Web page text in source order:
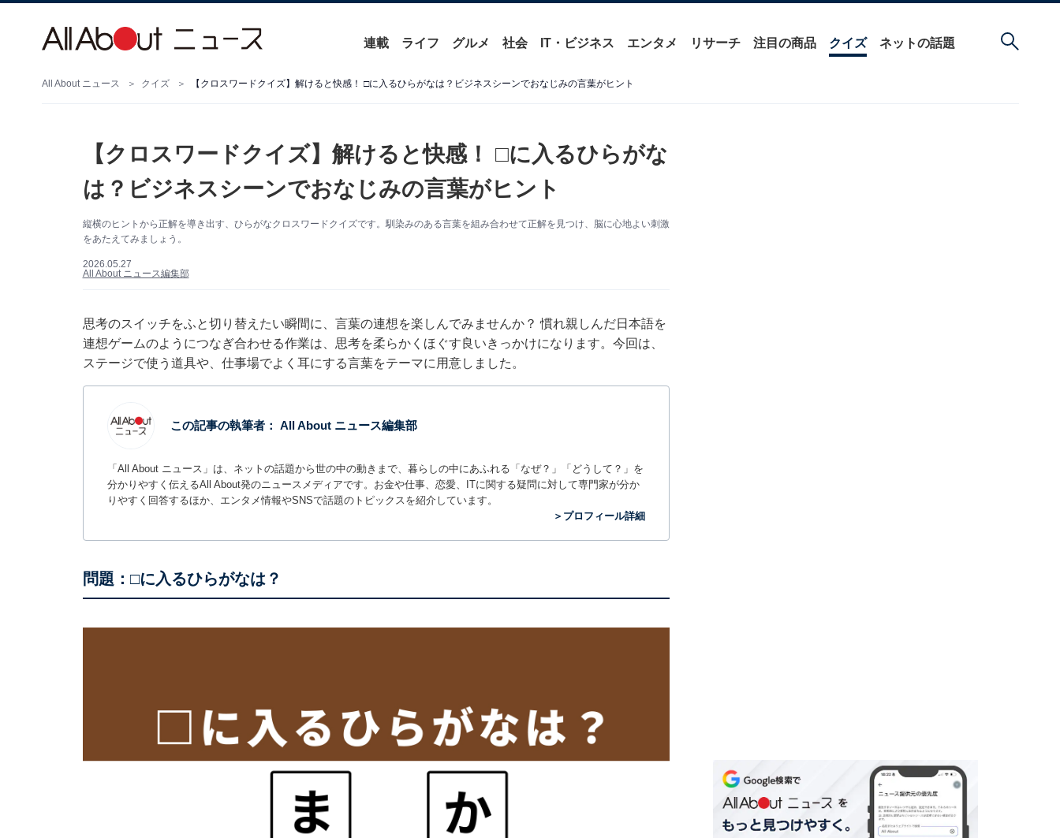
連載 ライフ グルメ 社会 IT・ビジネス エンタメ リサーチ 注目の商品 クイズ ネットの話題
All About ニュース クイズ 【クロスワードクイズ】解けると快感！ □に入るひらがなは？ビジネスシーンでおなじみの言葉がヒント
【クロスワードクイズ】解けると快感！ □に入るひらがな
は？ビジネスシーンでおなじみの言葉がヒント
縦横のヒントから正解を導き出す、ひらがなクロスワードクイズです。馴染みのある言葉を組み合わせて正解を見つけ、脳に心地よい刺激
をあたえてみましょう。
2026.05.27
All About ニュース編集部
思考のスイッチをふと切り替えたい瞬間に、言葉の連想を楽しんでみませんか？ 慣れ親しんだ日本語を
連想ゲームのようにつなぎ合わせる作業は、思考を柔らかくほぐす良いきっかけになります。今回は、
ステージで使う道具や、仕事場でよく耳にする言葉をテーマに用意しました。
この記事の執筆者： All About ニュース編集部
「All About ニュース」は、ネットの話題から世の中の動きまで、暮らしの中にあふれる「なぜ？」「どうして？」を
分かりやすく伝えるAll About発のニュースメディアです。お金や仕事、恋愛、ITに関する疑問に対して専門家が分か
りやすく回答するほか、エンタメ情報やSNSで話題のトピックスを紹介しています。
＞プロフィール詳細
問題：□に入るひらがなは？